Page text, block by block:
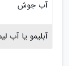
آب جوش
آبلیمو یا آب